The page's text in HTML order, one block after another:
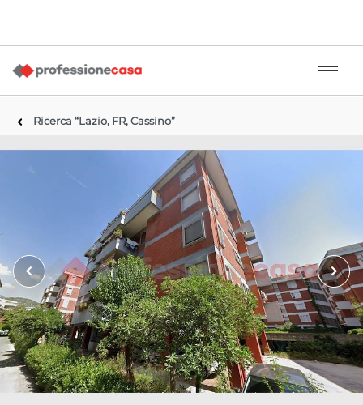
Ricerca “Lazio, FR, Cassino”